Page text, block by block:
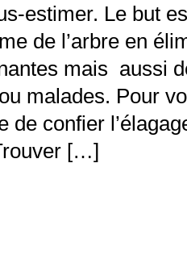
estimer. Le but
de l’arbre en
mais aussi
malades. Pour
de confier
[…]